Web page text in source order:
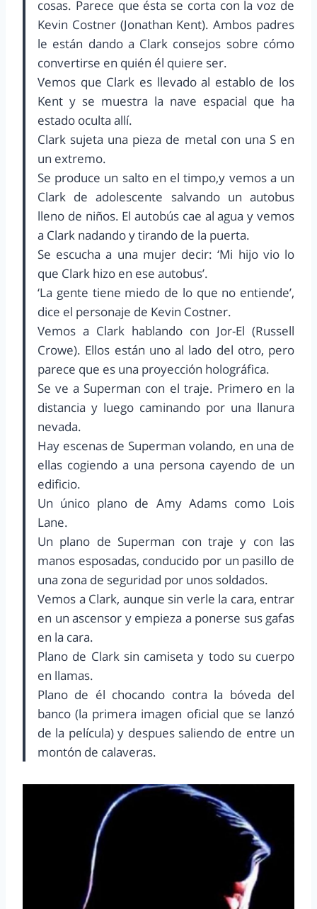
cosas. Parece que ésta se corta con la voz de
Kevin Costner (Jonathan Kent). Ambos padres
le están dando a Clark consejos sobre cómo
convertirse en quién él quiere ser.
Vemos que Clark es llevado al establo de los
Kent y se muestra la nave espacial que ha
estado oculta allí.
Clark sujeta una pieza de metal con una S en
un extremo.
Se produce un salto en el timpo,y vemos a un
Clark de adolescente salvando un autobus
lleno de niños. El autobús cae al agua y vemos
a Clark nadando y tirando de la puerta.
Se escucha a una mujer decir: ‘Mi hijo vio lo
que Clark hizo en ese autobus’.
‘La gente tiene miedo de lo que no entiende’,
dice el personaje de Kevin Costner.
Vemos a Clark hablando con Jor-El (Russell
Crowe). Ellos están uno al lado del otro, pero
parece que es una proyección holográfica.
Se ve a Superman con el traje. Primero en la
distancia y luego caminando por una llanura
nevada.
Hay escenas de Superman volando, en una de
ellas cogiendo a una persona cayendo de un
edificio.
Un único plano de Amy Adams como Lois
Lane.
Un plano de Superman con traje y con las
manos esposadas, conducido por un pasillo de
una zona de seguridad por unos soldados.
Vemos a Clark, aunque sin verle la cara, entrar
en un ascensor y empieza a ponerse sus gafas
en la cara.
Plano de Clark sin camiseta y todo su cuerpo
en llamas.
Plano de él chocando contra la bóveda del
banco (la primera imagen oficial que se lanzó
de la película) y despues saliendo de entre un
montón de calaveras.